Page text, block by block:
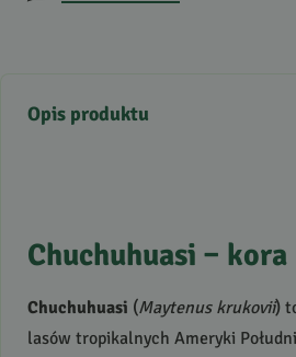
Opis produktu
Chuchuhuasi – kora
Chuchuhuasi (Maytenus krukovii)
lasów tropikalnych Ameryki